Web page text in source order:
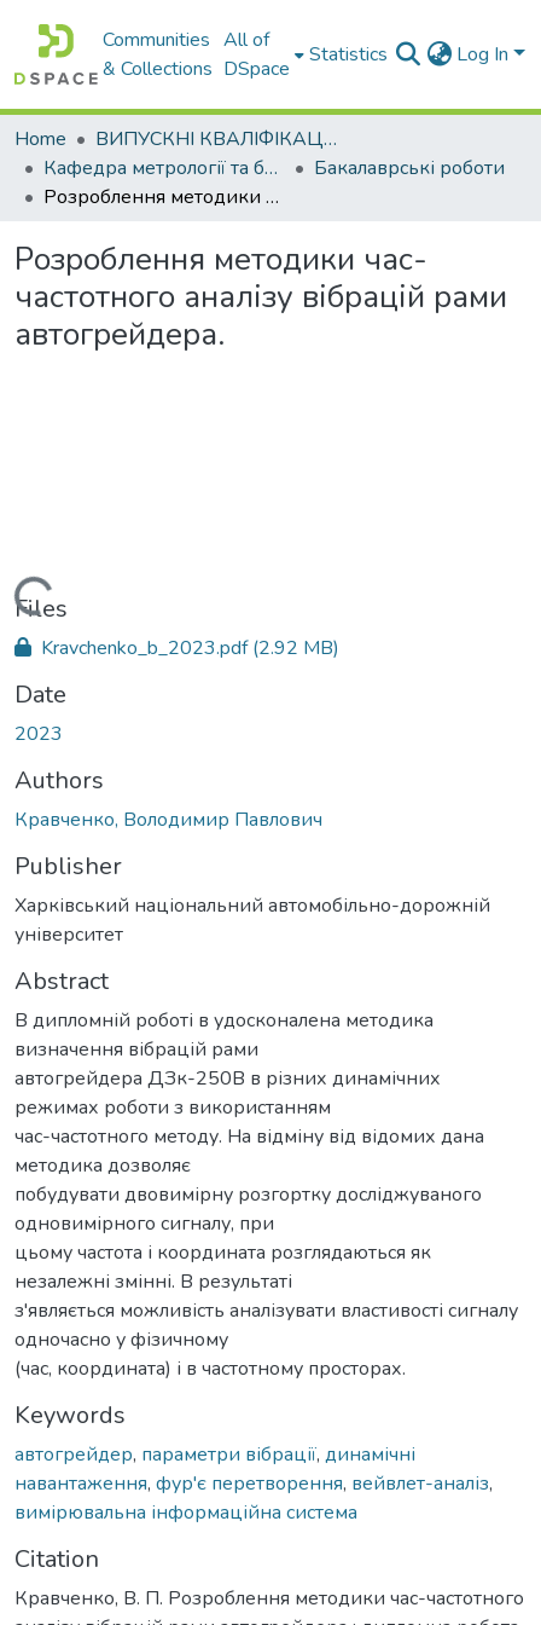
Communities
& Collections
All of
DSpace
Statistics Log In
Home
ВИПУСКНІ КВАЛІФІКАЦІЙНІ РОБОТИ
Кафедра метрології та безпеки життєдіяльності
Бакалаврські роботи
Розроблення методики час-частотного аналізу вібрацій рами автогрейдера.
Розроблення методики час-
частотного аналізу вібрацій рами
автогрейдера.
Loading...
Files
Kravchenko_b_2023.pdf(2.92 MB)
Date
2023
Authors
Кравченко, Володимир Павлович
Publisher
Харківський національний автомобільно-дорожній
університет
Abstract
В дипломній роботі в удосконалена методика
визначення вібрацій рами
автогрейдера ДЗк-250В в різних динамічних
режимах роботи з використанням
час-частотного методу. На відміну від відомих дана
методика дозволяє
побудувати двовимірну розгортку досліджуваного
одновимірного сигналу, при
цьому частота і координата розглядаються як
незалежні змінні. В результаті
з'являється можливість аналізувати властивості сигналу
одночасно у фізичному
(час, координата) і в частотному просторах.
Keywords
автогрейдер, параметри вібрації, динамічні
навантаження, фур'є перетворення, вейвлет-аналіз,
вимірювальна інформаційна система
Citation
Кравченко, В. П. Розроблення методики час-частотного